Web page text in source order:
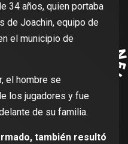
34 años, quien portaba
de Joachin, equipo de
el municipio de
el hombre se
los jugadores y fue
de su familia.
también resultó